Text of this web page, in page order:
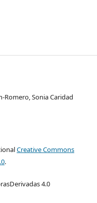
Romero, Sonia Caridad
Creative Commons
.
4.0